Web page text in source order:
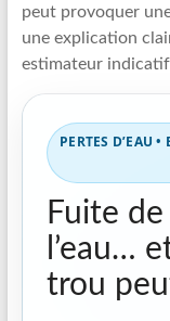
de
fuite
piscine
partout
France
réparation
chemisage
peut provoquer
une explication
estimateur
PERTES D’EAU
Fuite
l’eau…
trou